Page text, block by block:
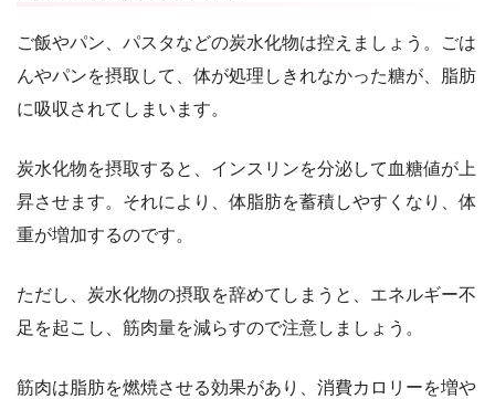
ご飯やパン、パスタなどの炭水化物は控えましょう。ごは
んやパンを摂取して、体が処理しきれなかった糖が、脂肪
に吸収されてしまいます。
炭水化物を摂取すると、インスリンを分泌して血糖値が上
昇させます。それにより、体脂肪を蓄積しやすくなり、体
重が増加するのです。
ただし、炭水化物の摂取を辞めてしまうと、エネルギー不
足を起こし、筋肉量を減らすので注意しましょう。
筋肉は脂肪を燃焼させる効果があり、消費カロリーを増や